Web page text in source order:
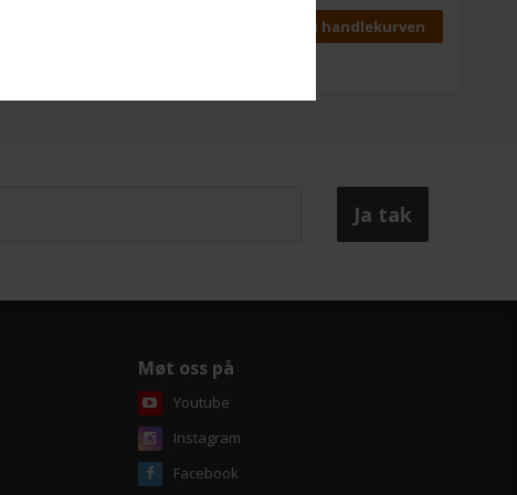
Passer til arktrykk, coldset, heatset og
Møt oss på
Youtube
Instagram
Facebook